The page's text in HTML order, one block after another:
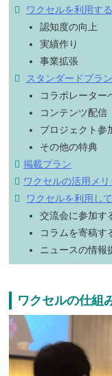
ワクセルを利用す
認知度の向上
実績作り
事業拡張
スタンダードプラ
コラボレーター
コンテンツ配信
プロジェクト参
その他の特典
掲載プラン
ワクセルの活用メ
ワクセルを利用し
交流会に参加す
コラムを寄稿す
ニュースの情報
ワクセルの仕組